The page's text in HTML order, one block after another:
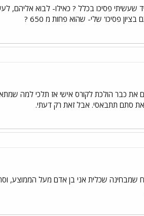
לא יכולה להיכנס למועדון 700 הזה אני יכולה לא להגיד שעשיתי פסיכו בכלל ?
את כבר הולכת לקורס אישי אז תלכי למה
סתם תתבאסי. אבל זאת רק דעתי.
שמבחינה שכלית אני בן אדם מעל הממוצע,